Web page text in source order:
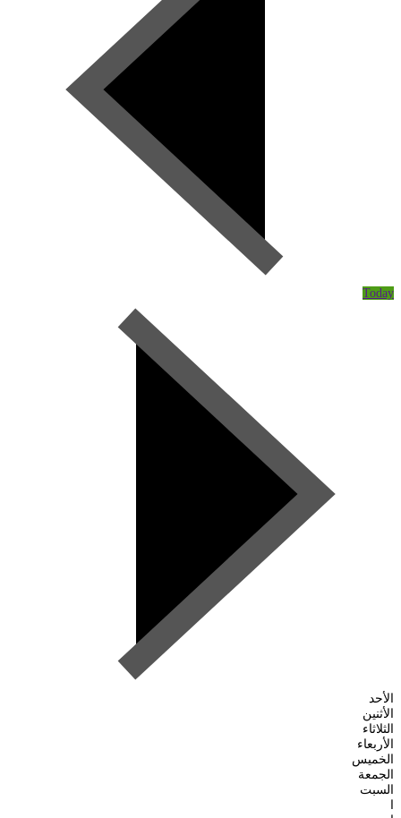
Today
الأحد
الأثنين
الثلاثاء
الأربعاء
الخميس
الجمعة
السبت